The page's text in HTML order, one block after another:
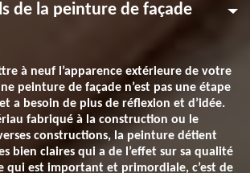
de la peinture de façade
à neuf l’apparence extérieure de votre
peinture de façade n’est pas une étape
a besoin de plus de réflexion et d’idée.
fabriqué à la construction ou le
constructions, la peinture détient
bien claires qui a de l’effet sur sa qualité
qui est important et primordiale, c’est de